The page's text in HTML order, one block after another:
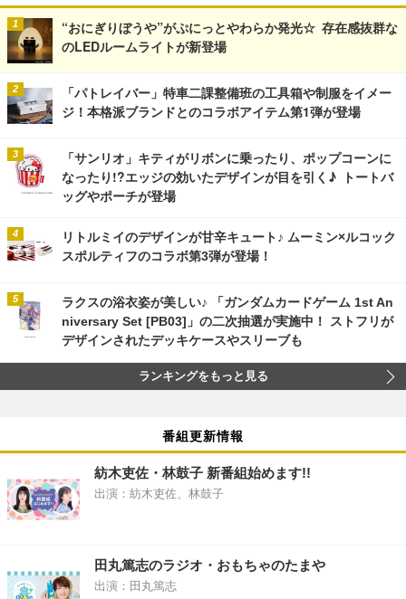
“おにぎりぼうや”がぷにっとやわらか発光☆ 存在感抜群な
のLEDルームライトが新登場
「パトレイバー」特車二課整備班の工具箱や制服をイメー
ジ！本格派ブランドとのコラボアイテム第1弾が登場
「サンリオ」キティがリボンに乗ったり、ポップコーンに
なったり!?エッジの効いたデザインが目を引く♪ トートバ
ッグやポーチが登場
リトルミイのデザインが甘辛キュート♪ ムーミン×ルコック
スポルティフのコラボ第3弾が登場！
ラクスの浴衣姿が美しい♪ 「ガンダムカードゲーム 1st An
niversary Set [PB03]」の二次抽選が実施中！ ストフリが
デザインされたデッキケースやスリーブも
ランキングをもっと見る
番組更新情報
紡木吏佐・林鼓子 新番組始めます!!
出演：紡木吏佐、林鼓子
田丸篤志のラジオ・おもちゃのたまや
出演：田丸篤志